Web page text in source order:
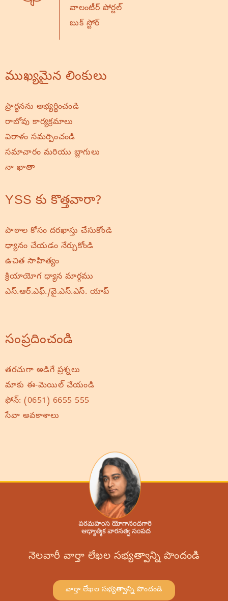
వాలంటీర్ పోర్టల్
బుక్ స్టోర్
ముఖ్యమైన లింకులు
ప్రార్థనను అభ్యర్థించండి
రాబోవు కార్యక్రమాలు
విరాళం సమర్పించండి
సమాచారం మరియు బ్లాగులు
నా ఖాతా
YSS కు కొత్తవారా?
పాఠాల కోసం దరఖాస్తు చేసుకోండి
ధ్యానం చేయడం నేర్చుకోండి
ఉచిత సాహిత్యం
క్రియాయోగ ధ్యాన మార్గము
ఎస్.ఆర్.ఎఫ్./వై.ఎస్.ఎస్. యాప్
సంప్రదించండి
తరచుగా అడిగే ప్రశ్నలు
మాకు ఈ-మెయిల్ చేయండి
ఫోన్: (0651) 6655 555
సేవా అవకాశాలు
నెలవారీ వార్తా లేఖల సభ్యత్వాన్ని పొందండి
వార్తా లేఖల సభ్యత్వాన్ని పొందండి